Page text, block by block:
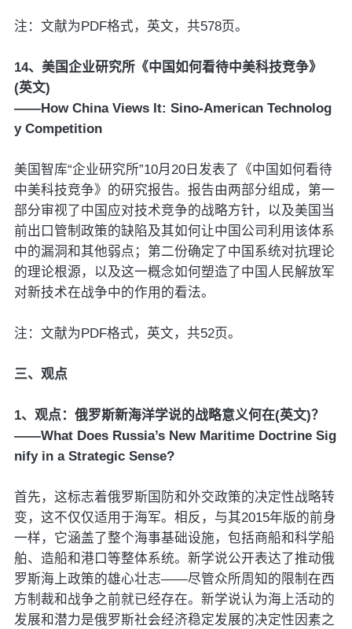
注：文献为PDF格式，英文，共578页。
14、美国企业研究所《中国如何看待中美科技竞争》
(英文)
——How China Views It: Sino-American Technolog
y Competition
美国智库“企业研究所”10月20日发表了《中国如何看待
中美科技竞争》的研究报告。报告由两部分组成，第一
部分审视了中国应对技术竞争的战略方针，以及美国当
前出口管制政策的缺陷及其如何让中国公司利用该体系
中的漏洞和其他弱点；第二份确定了中国系统对抗理论
的理论根源，以及这一概念如何塑造了中国人民解放军
对新技术在战争中的作用的看法。
注：文献为PDF格式，英文，共52页。
三、观点
1、观点：俄罗斯新海洋学说的战略意义何在(英文)？
——What Does Russia’s New Maritime Doctrine Sig
nify in a Strategic Sense?
首先，这标志着俄罗斯国防和外交政策的决定性战略转
变，这不仅仅适用于海军。相反，与其2015年版的前身
一样，它涵盖了整个海事基础设施，包括商船和科学船
舶、造船和港口等整体系统。新学说公开表达了推动俄
罗斯海上政策的雄心壮志——尽管众所周知的限制在西
方制裁和战争之前就已经存在。新学说认为海上活动的
发展和潜力是俄罗斯社会经济稳定发展的决定性因素之